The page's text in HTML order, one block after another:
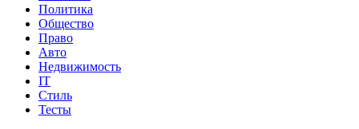
Политика
Общество
Право
Авто
Недвижимость
IT
Стиль
Тесты